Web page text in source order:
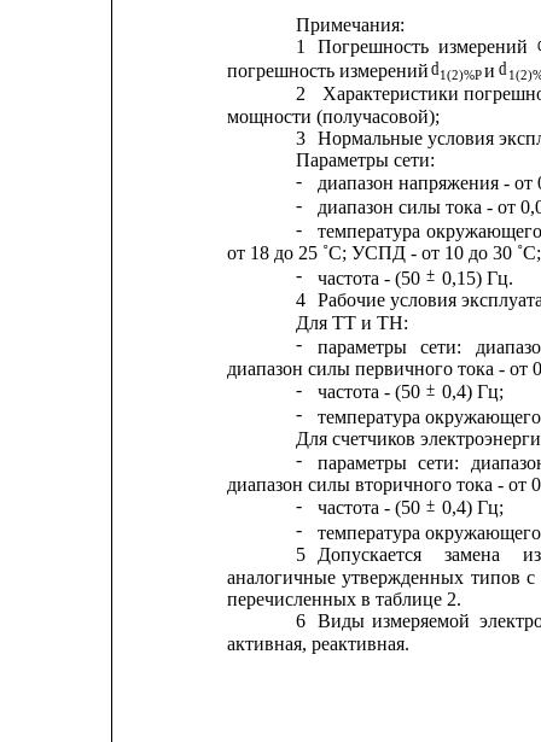
Примечания:
1
Погрешность измерений
погрешность измерений d1(2)%Pи d
2
Характеристики
мощности (получасовой);
3
Нормальные условия
Параметры сети:
-
диапазон напряжения - от
-
диапазон силы тока - от
-
температура окружающего
от 18 до 25 ˚С; УСПД - от 10 до 30
-
частота - (50 ± 0,15) Гц.
4
Рабочие условия
Для ТТ и ТН:
-
параметры сети:
диапазон силы первичного тока - от
-
частота - (50 ± 0,4) Гц;
-
температура
Для счетчиков
-
параметры сети:
диапазон силы вторичного тока - от
-
частота - (50 ± 0,4) Гц;
-
температура
5
Допускается замена
аналогичные утвержденных типов с
перечисленных в таблице 2.
6
Виды измеряемой
активная, реактивная.